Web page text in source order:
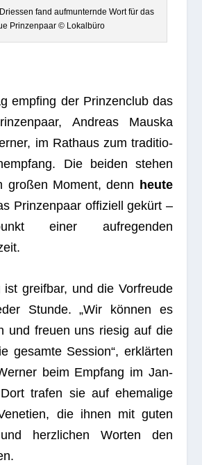
fand auf­mun­ternde Wort für das
Prin­zen­paar © Lokalbüro
emp­fing der Prin­zen­club das
Andreas Mauska
im Rat­haus zum tra­di­tio­
Die bei­den ste­hen
gro­ßen Moment, denn heute
Prin­zen­paar offi­zi­ell gekürt –
einer auf­re­gen­den
ist greif­bar, und die Vor­freude
Stunde. „Wir kön­nen es
und freuen uns rie­sig auf die
gesamte Ses­sion“, erklär­ten
beim Emp­fang im Jan-
tra­fen sie auf ehe­ma­lige
die ihnen mit guten
herz­li­chen Wor­ten den